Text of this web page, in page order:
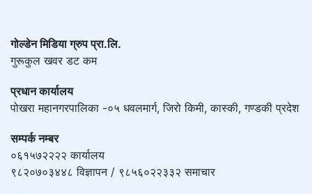
गोल्डेन मिडिया ग्रुप प्रा.लि.
गुरूकुल खवर डट कम
प्रधान कार्यालय
पोखरा महानगरपालिका -०५ धवलमार्ग, जिरो किमी, कास्की, गण्डकी प्रदेश
सम्पर्क नम्बर
०६१५७२२२२ कार्यालय
९८२०७०३४४८ विज्ञापन / ९८५६०२२३३२ समाचार